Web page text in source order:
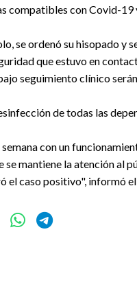
compatibles con Covid-
se ordenó su hisopado y
que estuvo en
seguimiento clínico
de todas las
con un
mantiene la atención al
el caso positivo", informó